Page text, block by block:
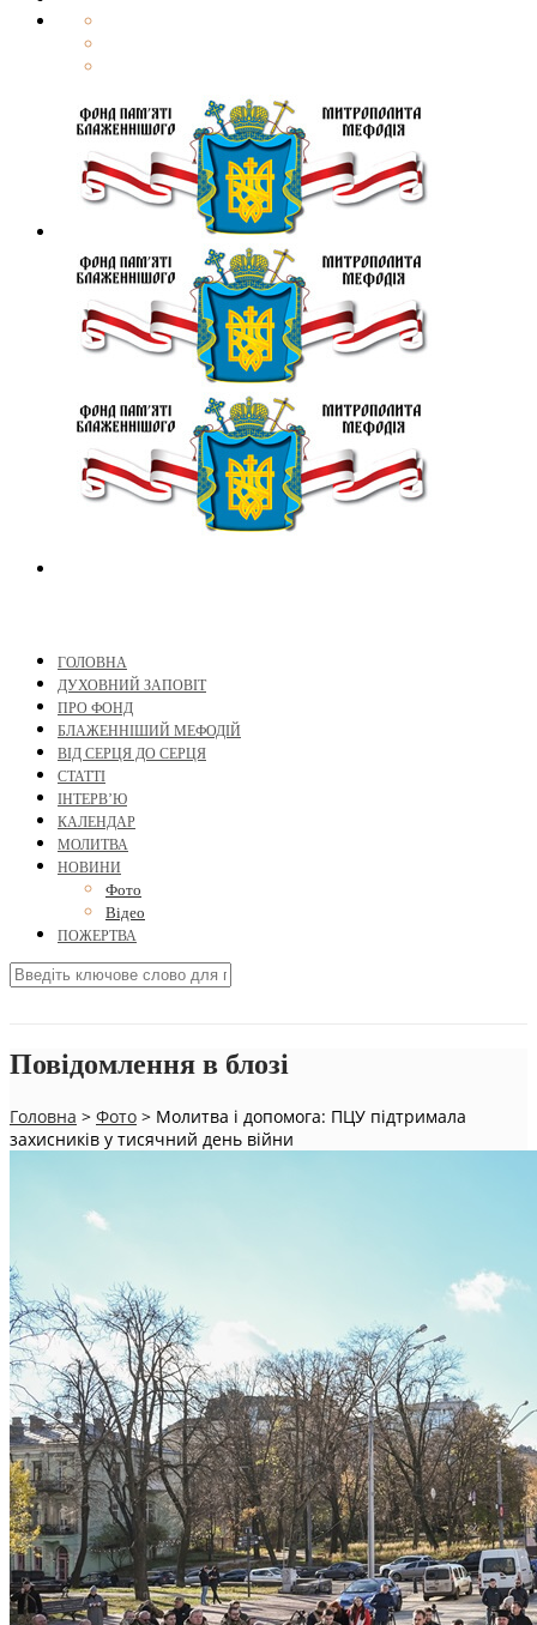
ГОЛОВНА
ДУХОВНИЙ ЗАПОВІТ
ПРО ФОНД
БЛАЖЕННІШИЙ МЕФОДІЙ
ВІД СЕРЦЯ ДО СЕРЦЯ
СТАТТІ
ІНТЕРВ’Ю
КАЛЕНДАР
МОЛИТВА
НОВИНИ
Фото
Відео
ПОЖЕРТВА
Повідомлення в блозі
Головна > Фото > Молитва і допомога: ПЦУ підтримала
захисників у тисячний день війни